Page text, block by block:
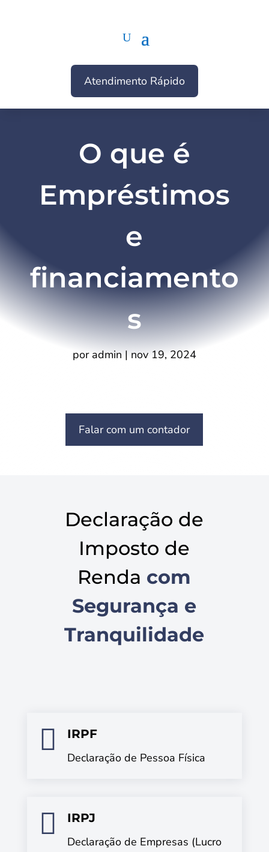
Atendimento Rápido
O que é
Empréstimos
e
financiamento
s
por admin|nov 19, 2024
Falar com um contador
Declaração de
Imposto de
Renda com
Segurança e
Tranquilidade

IRPF
Declaração de Pessoa Física

IRPJ
Declaração de Empresas (Lucro